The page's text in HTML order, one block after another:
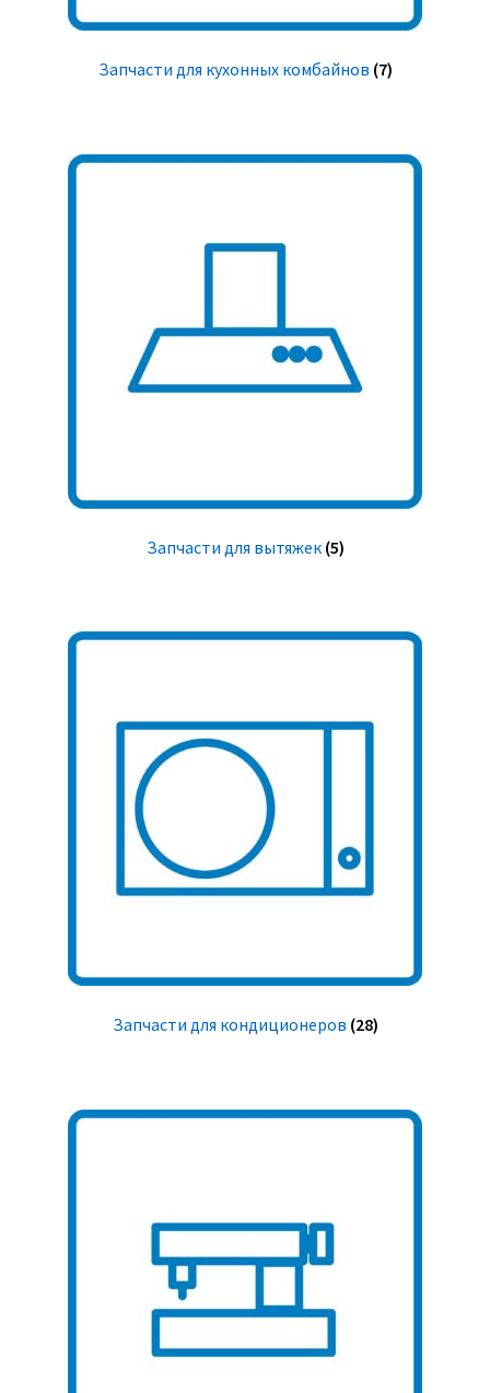
Запчасти для кухонных комбайнов (7)
Запчасти для вытяжек (5)
Запчасти для кондиционеров (28)